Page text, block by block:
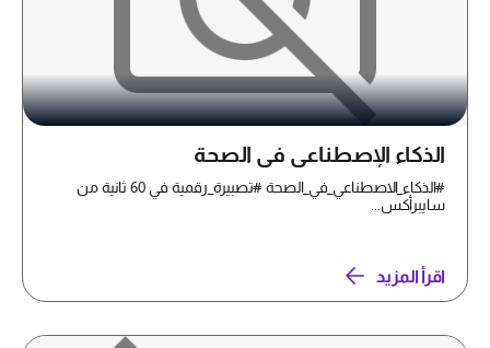
الذكاء الإصطناعي في الصحة
#الذكاء_الاصطناعي_في_الصحة #تصبيرة_رقمية في 60 ثانية من
سايبرأكس...
اقرأ المزيد